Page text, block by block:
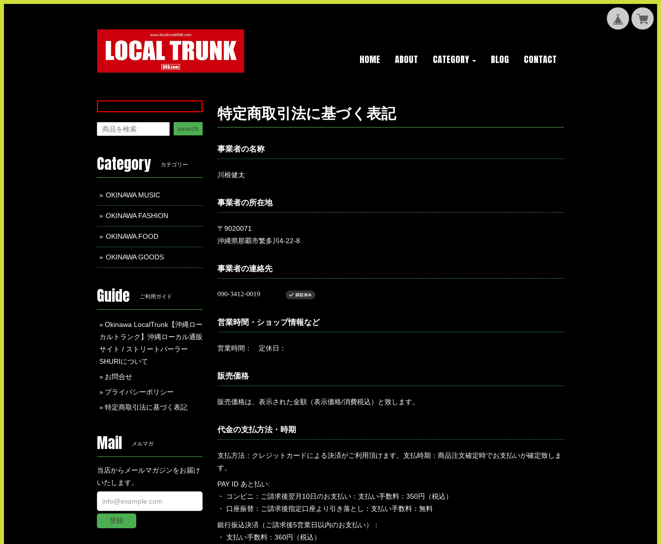
HOME ABOUT CATEGORY BLOG CONTACT
特定商取引法に基づく表記
事業者の名称
川根健太
事業者の所在地
〒9020071
沖縄県那覇市繁多川4-22-8
事業者の連絡先
営業時間・ショップ情報など
営業時間： 定休日：
販売価格
販売価格は、表示された金額（表示価格/消費税込）と致します。
代金の支払方法・時期
支払方法：クレジットカードによる決済がご利用頂けます。支払時期：商品注文確定時でお支払いが確定致しま
す。
PAY ID あと払い:
・ コンビニ：ご請求後翌月10日のお支払い：支払い手数料：350円（税込）
・ 口座振替：ご請求後指定口座より引き落とし：支払い手数料：無料
銀行振込決済（ご請求後5営業日以内のお支払い）：
・ 支払い手数料：360円（税込）
search
Category カテゴリー
OKINAWA MUSIC
OKINAWA FASHION
OKINAWA FOOD
OKINAWA GOODS
Guide ご利用ガイド
Okinawa LocalTrunk【沖縄ロー
カルトランク】沖縄ローカル通販
サイト / ストリートパーラー
SHURIについて
お問合せ
プライバシーポリシー
特定商取引法に基づく表記
Mail メルマガ
当店からメールマガジンをお届け
いたします。
登録